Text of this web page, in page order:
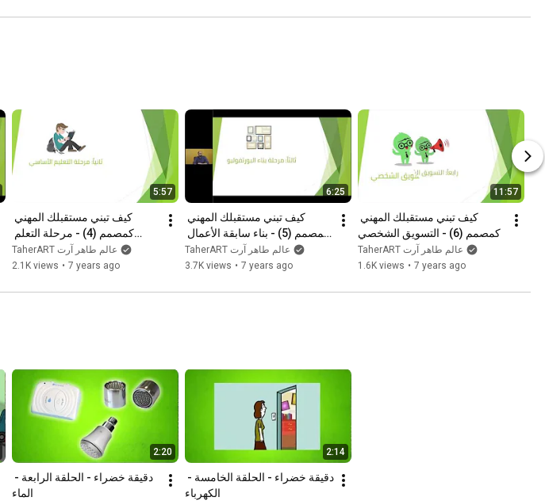
5:57
الأساسي TaherART عالم طاهر آرت
2.1K views • 7 years ago
6:25
(البورتفوليو)TaherART عالم طاهر آرت
3.7K views • 7 years ago
11:57
كمصمم (6) - التسويق الشخصي
TaherART عالم طاهر آرت
1.6K views • 7 years ago
2:20
الماء
2:14
الكهرباء